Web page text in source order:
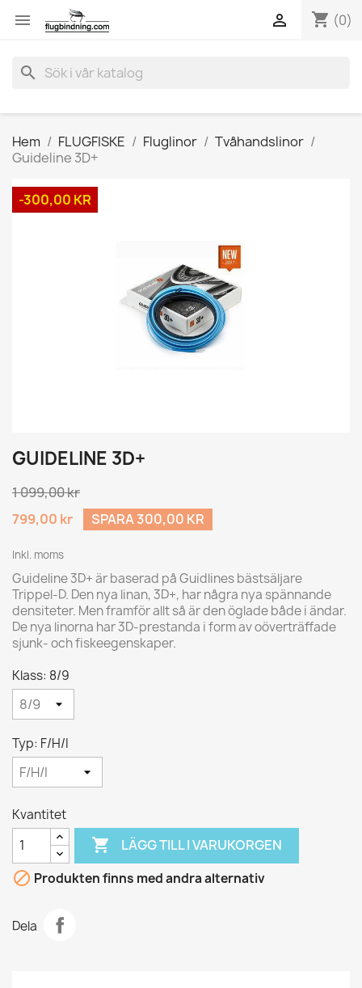
 shopping_cart (0)

search
Hem FLUGFISKE Fluglinor
Tvåhandslinor
Guideline 3D+
-300,00 KR
GUIDELINE 3D+
1 099,00 kr
799,00 kr
SPARA 300,00 KR
Inkl. moms
Guideline 3D+ är baserad på Guidlines bästsäljare
Trippel-D. Den nya linan, 3D+, har några nya spännande
densiteter. Men framför allt så är den öglade både i ändar.
De nya linorna har 3D-prestanda i form av oöverträffade
sjunk- och fiskeegenskaper.
Klass: 8/9
Typ: F/H/I
Kvantitet
 LÄGG TILL I VARUKORGEN
 Produkten finns med andra alternativ
Dela